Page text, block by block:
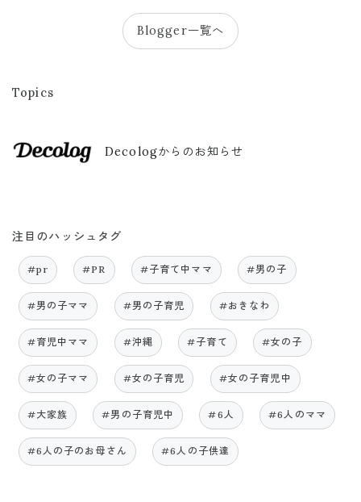
Blogger一覧へ
Topics
Decologからのお知らせ
注目のハッシュタグ
#pr #PR #子育て中ママ #男の子
#男の子ママ #男の子育児 #おきなわ
#育児中ママ #沖縄 #子育て #女の子
#女の子ママ #女の子育児 #女の子育児中
#大家族 #男の子育児中 #6人 #6人のママ
#6人の子のお母さん #6人の子供達